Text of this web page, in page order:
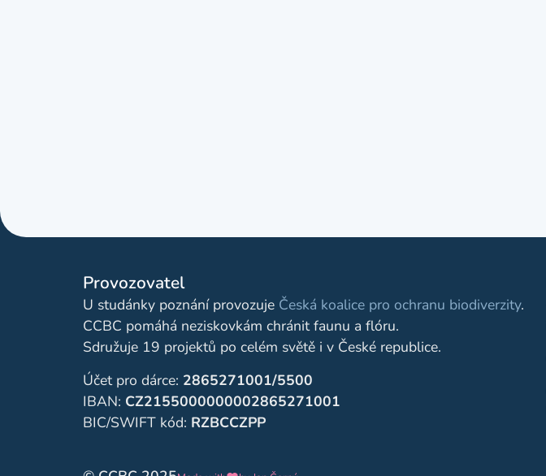
Provozovatel
U studánky poznání provozuje Česká koalice pro ochranu biodiverzity.
CCBC pomáhá neziskovkám chránit faunu a flóru.
Sdružuje 19 projektů po celém světě i v České republice.
Účet pro dárce: 2865271001/5500
IBAN: CZ2155000000002865271001
BIC/SWIFT kód: RZBCCZPP